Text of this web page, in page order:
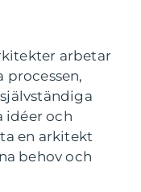
arbetar
processen,
idéer och
en arkitekt
behov och